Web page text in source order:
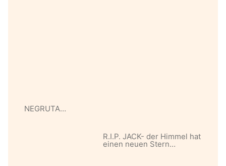
NEGRUTA…
R.I.P. JACK- der Himmel hat
einen neuen Stern…